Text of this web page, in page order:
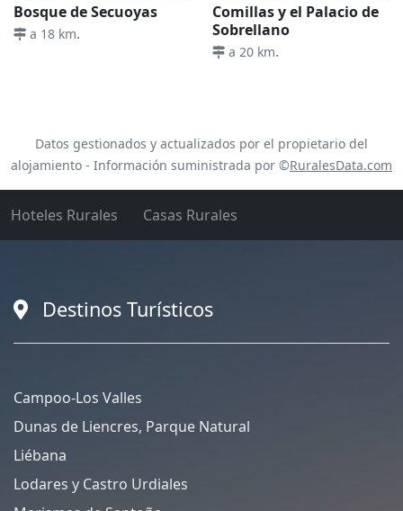
Bosque de Secuoyas
a 18 km.
Comillas y el Palacio de
Sobrellano
a 20 km.
Datos gestionados y actualizados por el propietario del
alojamiento - Información suministrada por ©RuralesData.com
Hoteles Rurales Casas Rurales
Destinos Turísticos
Campoo-Los Valles
Dunas de Liencres, Parque Natural
Liébana
Lodares y Castro Urdiales